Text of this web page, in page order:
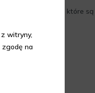
również produkty, które są
witryny,
na